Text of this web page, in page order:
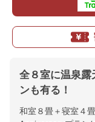
全８室に温泉露
ンも有る！
和室８畳＋寝室４